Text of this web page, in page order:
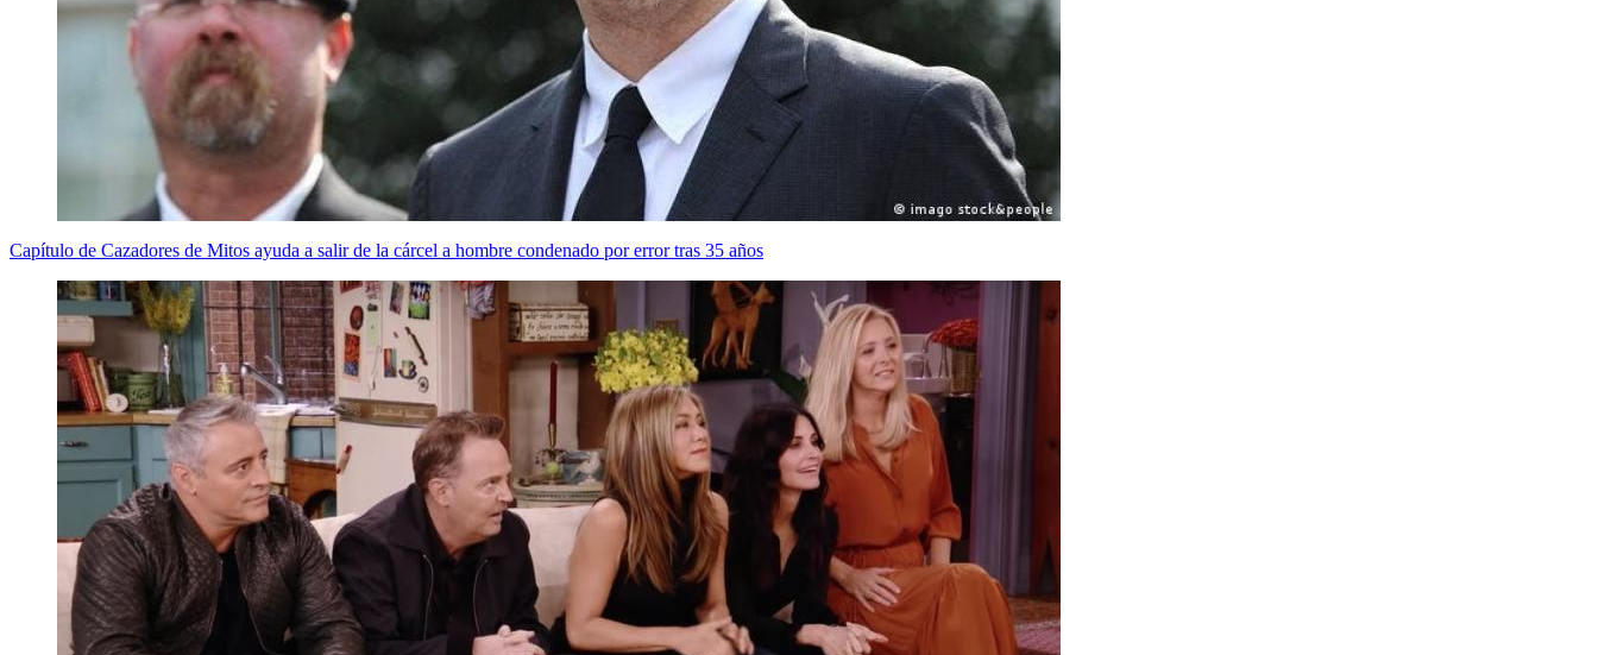
Capítulo de Cazadores de Mitos ayuda a salir de la cárcel a hombre condenado por error tras 35 años